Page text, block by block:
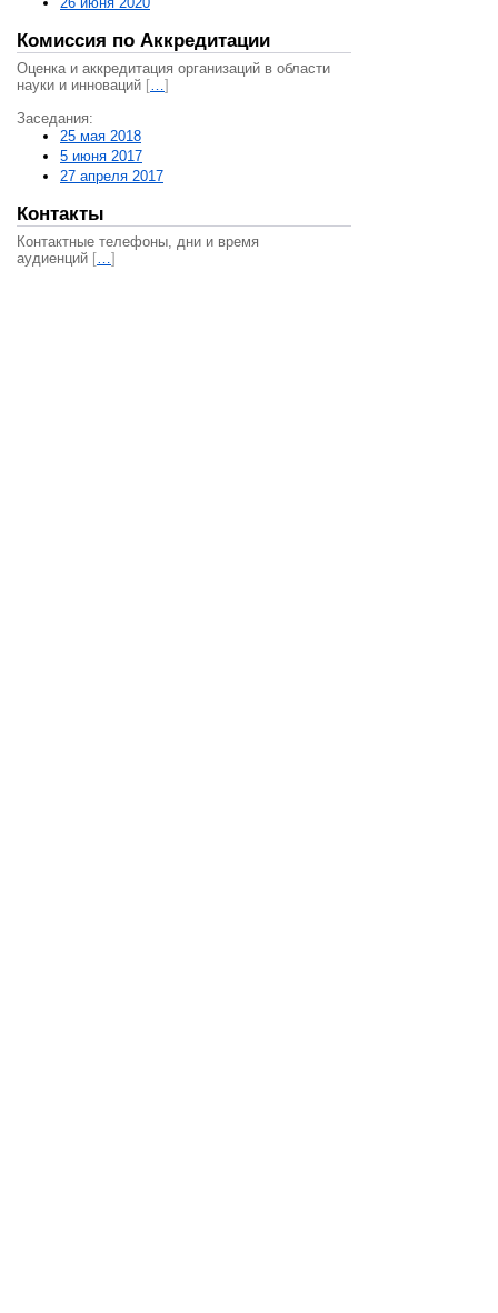
Комиссия по Аккредитации
Оценка и аккредитация организаций в области
науки и инноваций […]
Заседания:
25 мая 2018
5 июня 2017
27 апреля 2017
Контакты
Контактные телефоны, дни и время
аудиенций […]